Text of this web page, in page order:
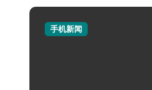
手机新闻